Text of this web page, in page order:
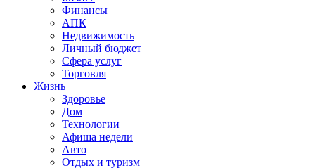
Финансы
АПК
Недвижимость
Личный бюджет
Сфера услуг
Торговля
Жизнь
Здоровье
Дом
Технологии
Афиша недели
Авто
Отдых и туризм